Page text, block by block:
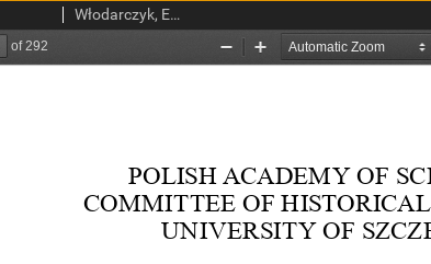
Włodarczyk, Edward. Red.